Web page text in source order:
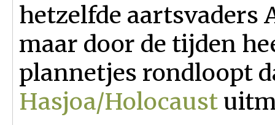
hetzelfde aartsvaders
maar door de tijden
plannetjes rondloopt
Hasjoa/Holocaust